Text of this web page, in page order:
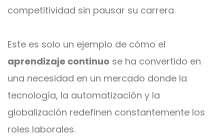
competitividad sin pausar su carrera.
Este es solo un ejemplo de cómo el
aprendizaje continuo se ha convertido en
una necesidad en un mercado donde la
tecnología, la automatización y la
globalización redefinen constantemente los
roles laborales.